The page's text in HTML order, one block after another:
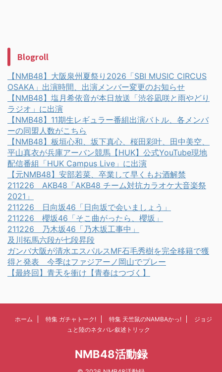
Blogroll
【NMB48】大阪泉州夏祭り2026「SBI MUSIC CIRCUS
OSAKA」出演時間、出演メンバー変更のお知らせ
【NMB48】塩月希依音が本日放送「渋谷凪咲と雨やどり
ラジオ」に出演
【NMB48】11期生レギュラー番組出演バトル、各メンバ
ーの同盟人数がこちら
【NMB48】板垣心和、坂下真心、桜田彩叶、田中美空、
平山真衣が兵庫アーバン競馬【HUK】公式YouTube現地
配信番組「HUK Campus Live」に出演
【元NMB48】安部若菜、卒業して早くもお酒解禁
211226 AKB48「AKB48 チーム対抗カラオケ大音楽祭
2021」
211226 日向坂46「日向坂で会いましょう」
211226 櫻坂46「そこ曲がったら、櫻坂」
211226 乃木坂46「乃木坂工事中」
及川拓馬六段が七段昇段
ガンバ大阪が清水エスパルスMF石毛秀樹を完全移籍で獲
得と発表 今季はファジアーノ岡山でプレー
【最終回】青天を衝け【青春はつづく】
ホーム 特集 ガチャトーク! 特集 天竺鼠のNAMBAかっ!
ジョジ
ュと陸のネタバレ叙述トリック
NMB48活動録